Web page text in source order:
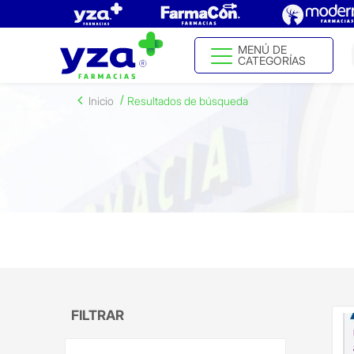
MENÚ DE
CATEGORÍAS
Inicio Resultados de búsqueda
FILTRAR